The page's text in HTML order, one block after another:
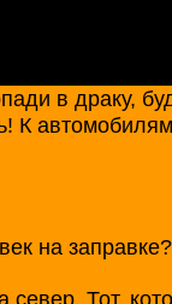
в драку,
автомобилям
на
север. Тот,